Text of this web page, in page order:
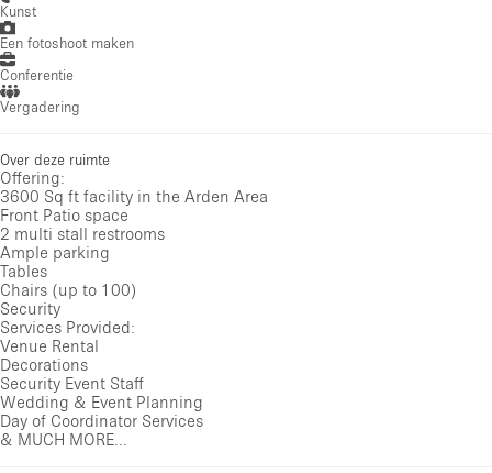
Kunst
Een fotoshoot maken
Conferentie
Vergadering
Over deze ruimte
Offering:
3600 Sq ft facility in the Arden Area
Front Patio space
2 multi stall restrooms
Ample parking
Tables
Chairs (up to 100)
Security
Services Provided:
Venue Rental
Decorations
Security Event Staff
Wedding & Event Planning
Day of Coordinator Services
& MUCH MORE...